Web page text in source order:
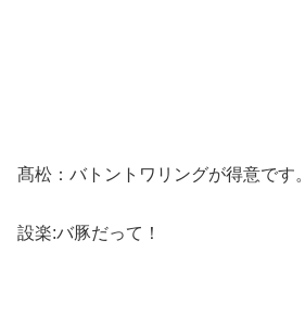
髙松：バトントワリングが得意です。
設楽:バ豚だって！